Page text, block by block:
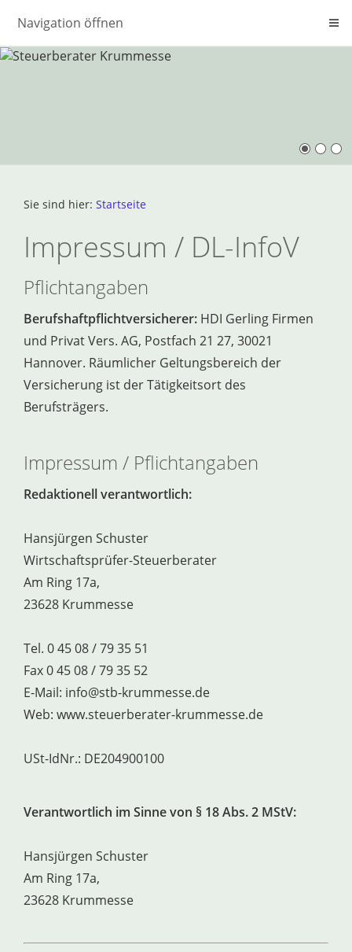
Navigation öffnen
Sie sind hier: Startseite
Impressum / DL-InfoV
Pflichtangaben
Berufshaftpflichtversicherer: HDI Gerling Firmen
und Privat Vers. AG, Postfach 21 27, 30021
Hannover. Räumlicher Geltungsbereich der
Versicherung ist der Tätigkeitsort des
Berufsträgers.
Impressum / Pflichtangaben
Redaktionell verantwortlich:
Hansjürgen Schuster
Wirtschaftsprüfer-Steuerberater
Am Ring 17a,
23628 Krummesse
Tel. 0 45 08 / 79 35 51
Fax 0 45 08 / 79 35 52
E-Mail: info@stb-krummesse.de
Web: www.steuerberater-krummesse.de
USt-IdNr.: DE204900100
Verantwortlich im Sinne von § 18 Abs. 2 MStV:
Hansjürgen Schuster
Am Ring 17a,
23628 Krummesse